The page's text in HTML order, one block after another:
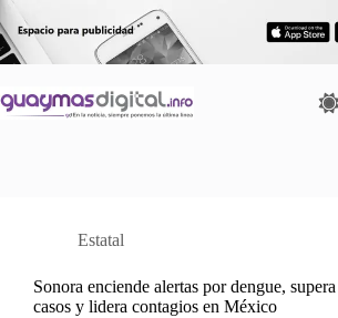
al
contenido
Estatal
Sonora enciende alertas por dengue,
casos y lidera contagios en México